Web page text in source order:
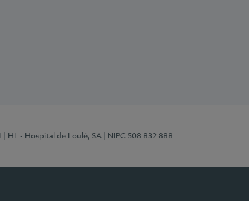
| HL - Hospital de Loulé, SA | NIPC 508 832 888